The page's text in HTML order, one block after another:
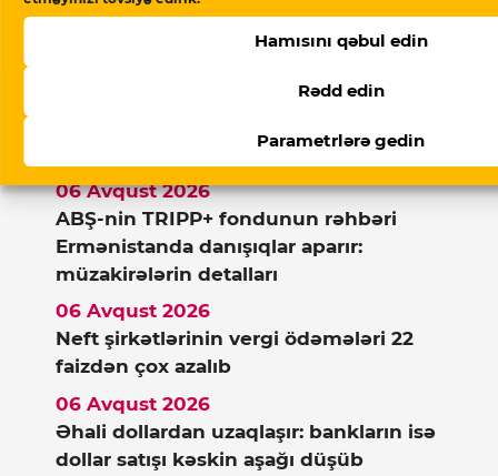
Hamısını qəbul edin
Rədd edin
Parametrlərə gedin
ABŞ-nin TRIPP+ fondunun rəhbəri
Ermənistanda danışıqlar aparır:
müzakirələrin detalları
06 Avqust 2026
Neft şirkətlərinin vergi ödəmələri 22
faizdən çox azalıb
06 Avqust 2026
Əhali dollardan uzaqlaşır: bankların isə
dollar satışı kəskin aşağı düşüb
06 Avqust 2026